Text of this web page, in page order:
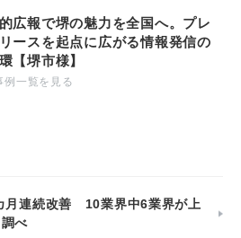
広報で堺の魅力を全国へ。プレ
ースを起点に広がる情報発信の
【堺市様】
例一覧を見る
月連続改善 10業界中6業界が上
べ